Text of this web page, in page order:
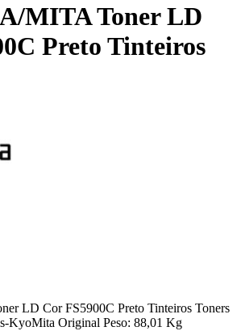
MITA Toner LD
Preto Tinteiros
LD Cor FS5900C Preto Tinteiros Toners
KyoMita Original Peso: 88,01 Kg